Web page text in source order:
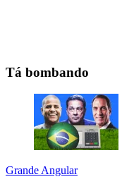
Tá bombando
Grande Angular